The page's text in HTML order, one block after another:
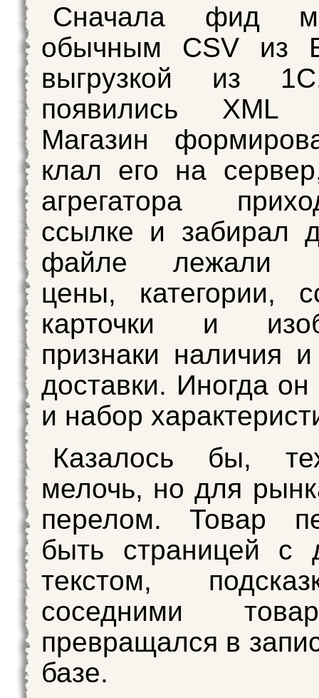
Сначала фид
обычным CSV из
выгрузкой из
появились
Магазин
клал его на
агрегатора
ссылке и забирал
файле лежали
цены, категории,
карточки и
признаки наличия
доставки. Иногда
и набор
Казалось бы,
мелочь, но для
перелом. Товар
быть страницей с
текстом,
соседними
превращался в
базе.